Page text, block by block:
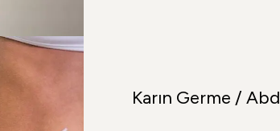
Karın Germe /